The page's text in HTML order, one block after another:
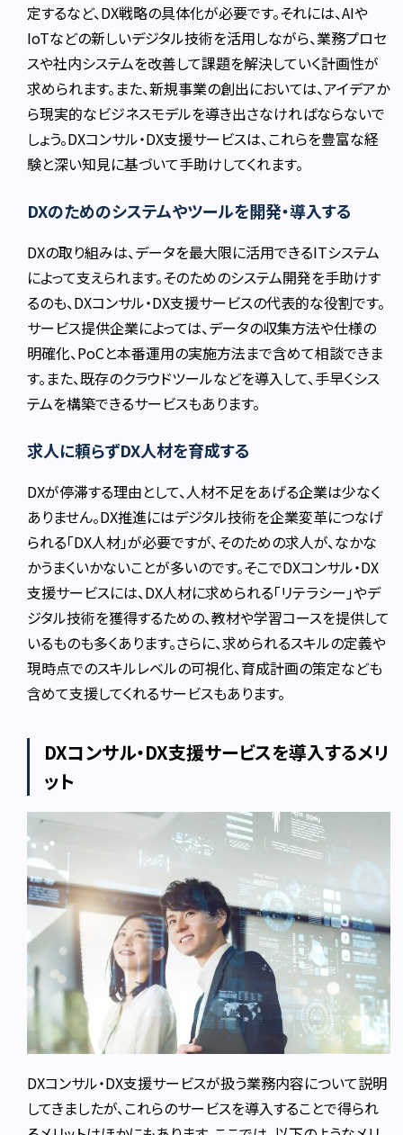
定するなど、DX戦略の具体化が必要です。それには、AIや
IoTなどの新しいデジタル技術を活用しながら、業務プロセ
スや社内システムを改善して課題を解決していく計画性が
求められます。また、新規事業の創出においては、アイデアか
ら現実的なビジネスモデルを導き出さなければならないで
しょう。DXコンサル・DX支援サービスは、これらを豊富な経
験と深い知見に基づいて手助けしてくれます。
DXのためのシステムやツールを開発・導入する
DXの取り組みは、データを最大限に活用できるITシステム
によって支えられます。そのためのシステム開発を手助けす
るのも、DXコンサル・DX支援サービスの代表的な役割です。
サービス提供企業によっては、データの収集方法や仕様の
明確化、PoCと本番運用の実施方法まで含めて相談できま
す。また、既存のクラウドツールなどを導入して、手早くシス
テムを構築できるサービスもあります。
求人に頼らずDX人材を育成する
DXが停滞する理由として、人材不足をあげる企業は少なく
ありません。DX推進にはデジタル技術を企業変革につなげ
られる「DX人材」が必要ですが、そのための求人が、なかな
かうまくいかないことが多いのです。そこでDXコンサル・DX
支援サービスには、DX人材に求められる「リテラシー」やデ
ジタル技術を獲得するための、教材や学習コースを提供して
いるものも多くあります。さらに、求められるスキルの定義や
現時点でのスキルレベルの可視化、育成計画の策定なども
含めて支援してくれるサービスもあります。
DXコンサル・DX支援サービスを導入するメリ
ット
DXコンサル・DX支援サービスが扱う業務内容について説明
してきましたが、これらのサービスを導入することで得られ